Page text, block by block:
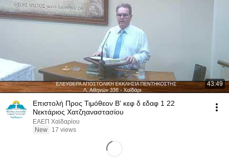
43:49
Επιστολή Προς Τιμόθεον Β' κεφ δ εδαφ 1 22
Νεκτάριος Χατζηαναστασίου
ΕΑΕΠ Χαϊδαρίου
New
17 views